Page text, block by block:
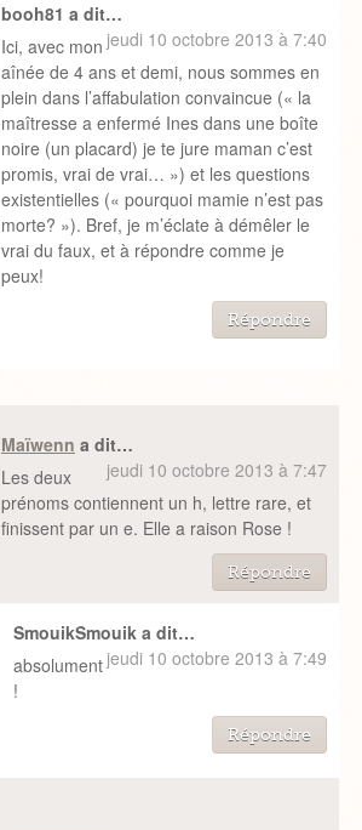
booh81 a dit…
jeudi 10 octobre 2013 à 7:40
Ici, avec mon
aînée de 4 ans et demi, nous sommes en
plein dans l’affabulation convaincue (« la
maîtresse a enfermé Ines dans une boîte
noire (un placard) je te jure maman c’est
promis, vrai de vrai… ») et les questions
existentielles (« pourquoi mamie n’est pas
morte? »). Bref, je m’éclate à démêler le
vrai du faux, et à répondre comme je
peux!
Répondre
Maïwenn a dit…
jeudi 10 octobre 2013 à 7:47
Les deux
prénoms contiennent un h, lettre rare, et
finissent par un e. Elle a raison Rose !
Répondre
SmouikSmouik a dit…
jeudi 10 octobre 2013 à 7:49
absolument
!
Répondre